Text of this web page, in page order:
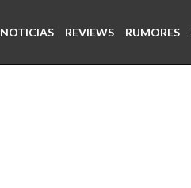
NOTICIAS REVIEWS RUMORES